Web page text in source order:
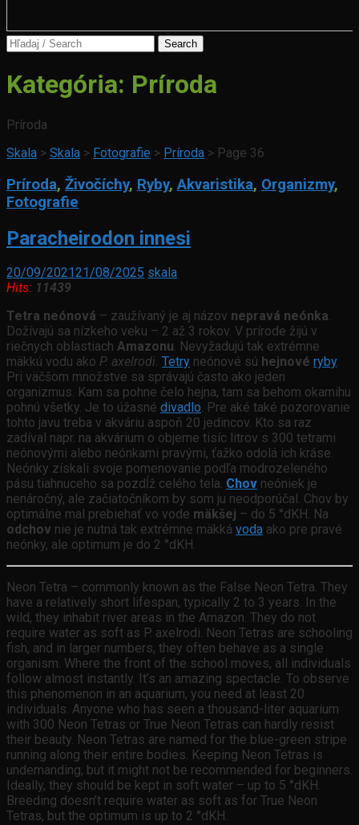
Search
Kategória: Príroda
Príroda
Skala > Skala > Fotografie > Príroda > Page 36
Príroda, Živočíchy, Ryby,Akvaristika, Organizmy,
Fotografie
Paracheirodon innesi
20/09/202121/08/2025 skala
Hits: 11439
Tetra neónová – zaužívaný je aj názov nepravá neónka.
Dožívajú sa nízkeho veku – 2 až 3 rokov. V prírode žijú v
riečnych oblastiach Amazonu. Nevyžadujú tak extrémne
mäkkú vodu ako P. axelrodi. Tetry neónové sú hejnové ryby.
Pri väčšom množstve sa správajú často ako jeden
organizmus. Kam sa pohne čelo hejna, tam sa behom okamihu
pohnú všetky. Je to úžasné divadlo. Pre aké také pozorovanie
tohto javu treba v akváriu aspoň 20 jedincov. Kto sa raz
zadíval napr. na akvárium o objeme tisíc litrov s 300 tetrami
neónovými alebo neónkami pravými, ťažko odolá ich kráse.
Neónky získali svoje pomenovanie podľa modrozeleného
pásu tiahnuceho sa pozdĺž celého tela. Chov neóniek je
nenáročný, ale začiatočníkom by som ju neodporúčal. Chov by
optimálne mal prebiehať vo vode mäkšej – do 5 °dKH. Na
odchov nie je nutná tak extrémne mäkká voda ako pre pravé
neónky, ale optimum je do 2 °dKH.
Neon Tetra – commonly known as the False Neon Tetra. They
have a relatively short lifespan, typically 2 to 3 years. In the
wild, they inhabit river areas in the Amazon. They do not
require water as soft as P. axelrodi. Neon Tetras are schooling
fish, and in larger numbers, they often behave as a single
organism. Where the front of the school moves, all individuals
follow almost instantly. It’s an amazing spectacle. To observe
this phenomenon in an aquarium, you need at least 20
individuals. Anyone who has seen a thousand-liter aquarium
with 300 Neon Tetras or True Neon Tetras can hardly resist
their beauty. Neon Tetras are named for the blue-green stripe
running along their entire bodies. Keeping Neon Tetras is
undemanding, but it might not be recommended for beginners.
Ideally, they should be kept in soft water – up to 5 °dKH.
Breeding doesn’t require water as soft as for True Neon
Tetras, but the optimum is up to 2 °dKH.